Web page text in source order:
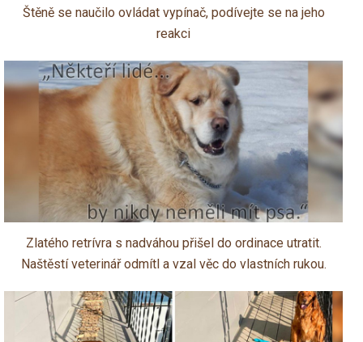
Štěně se naučilo ovládat vypínač, podívejte se na jeho
reakci
Zlatého retrívra s nadváhou přišel do ordinace utratit.
Naštěstí veterinář odmítl a vzal věc do vlastních rukou.